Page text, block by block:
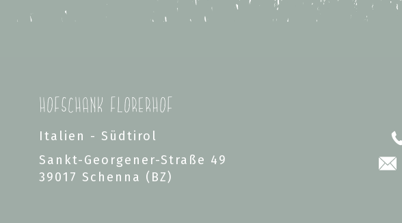
Hofschank Florerhof
Italien - Südtirol
Sankt-Georgener-Straße 49
39017 Schenna (BZ)